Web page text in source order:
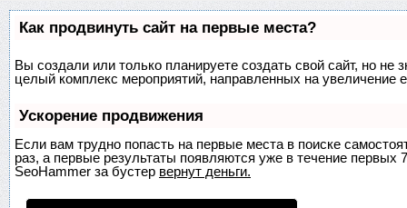
Как продвинуть сайт на первые места?
Вы создали или только планируете создать свой сайт, но не
целый комплекс мероприятий, направленных на увеличение
Ускорение продвижения
Если вам трудно попасть на первые места в поиске
раз, а первые результаты появляются уже в течение первых
SeoHammer за бустер вернут деньги.